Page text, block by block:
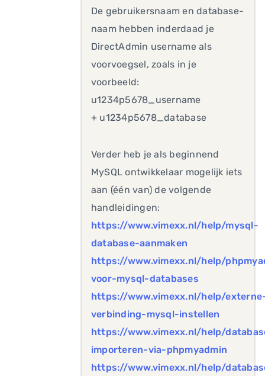
De gebruikersnaam en database-
naam hebben inderdaad je
DirectAdmin username als
voorvoegsel, zoals in je
voorbeeld:
u1234p5678_username
+ u1234p5678_database
Verder heb je als beginnend
MySQL ontwikkelaar mogelijk iets
aan (één van) de volgende
handleidingen:
https://www.vimexx.nl/help/mysql-
database-aanmaken
https://www.vimexx.nl/help/
voor-mysql-databases
https://www.vimexx.nl/help/
verbinding-mysql-instellen
https://www.vimexx.nl/help/
importeren-via-phpmyadmin
https://www.vimexx.nl/help/